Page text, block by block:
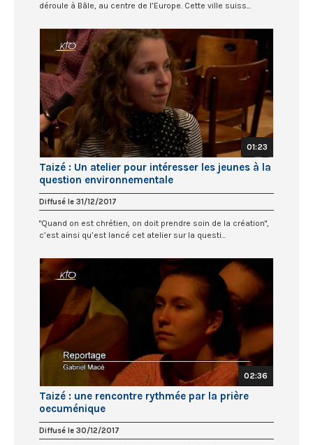
déroule à Bâle, au centre de l’Europe. Cette ville suiss...
01:23
Taizé : Un atelier pour intéresser les jeunes à la
question environnementale
Diffusé le 31/12/2017
"Quand on est chrétien, on doit prendre soin de la création",
c’est ainsi qu’est lancé cet atelier sur la questi...
02:36
Taizé : une rencontre rythmée par la prière
oecuménique
Diffusé le 30/12/2017